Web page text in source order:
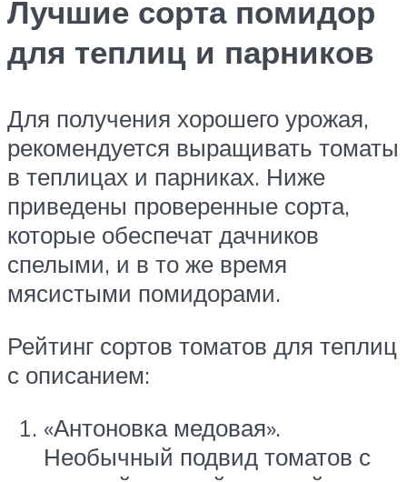
Лучшие сорта помидор
для теплиц и парников
Для получения хорошего урожая,
рекомендуется выращивать томаты
в теплицах и парниках. Ниже
приведены проверенные сорта,
которые обеспечат дачников
спелыми, и в то же время
мясистыми помидорами.
Рейтинг сортов томатов для теплиц
с описанием:
«Антоновка медовая».
Необычный подвид томатов с